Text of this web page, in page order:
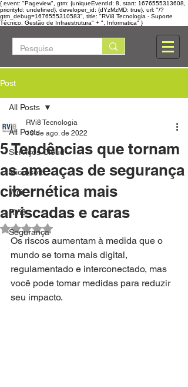
{ event: "Pageview", gtm: {uniqueEventId: 8, start: 1676555313608,
priorityId: undefined}, developer_id: {dYzMzMD: true}, url: "/?
gtm_debug=1676555310583", title: "RVi8 Tecnologia - Suporte
Técnico, Gestão de Infraestrutura" + ", Informatica" }
Post
All Posts
Serviços Cloud
Microsoft
Wifi
RVi8
Segurança
All Posts
5 Tendências que tornam
as ameaças de segurança
cibernética mais
arriscadas e caras
RVi8 Tecnologia
10 de ago. de 2022
Avaliado com NaN de 5 estrelas.
Os riscos aumentam à medida que o
mundo se torna mais digital,
regulamentado e interconectado, mas
você pode tomar medidas para reduzir
seu impacto.